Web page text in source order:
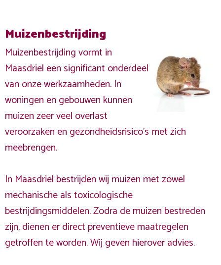
Muizenbestrijding
Muizenbestrijding vormt in
Maasdriel een significant onderdeel
van onze werkzaamheden. In
woningen en gebouwen kunnen
muizen zeer veel overlast
veroorzaken en gezondheidsrisico's met zich
meebrengen.
In Maasdriel bestrijden wij muizen met zowel
mechanische als toxicologische
bestrijdingsmiddelen. Zodra de muizen bestreden
zijn, dienen er direct preventieve maatregelen
getroffen te worden. Wij geven hierover advies.